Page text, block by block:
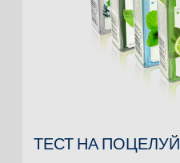
ТЕСТ НА ПОЦЕЛУЙ